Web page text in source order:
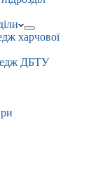
харчової
ДБТУ